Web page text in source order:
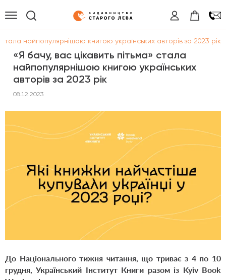
стала найпопулярнішою книгою українських авторів за 2023 рік
«Я бачу, вас цікавить пітьма» стала
найпопулярнішою книгою українських
авторів за 2023 рік
08.12.2023
До Національного тижня читання, що триває з 4 по 10
грудня, Український Інститут Книги разом із Kyiv Book